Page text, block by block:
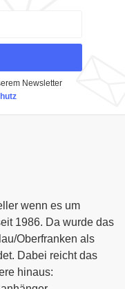
Newsletter
wenn es um
1986. Da wurde das
Oberfranken als
Dabei reicht das
hinaus: